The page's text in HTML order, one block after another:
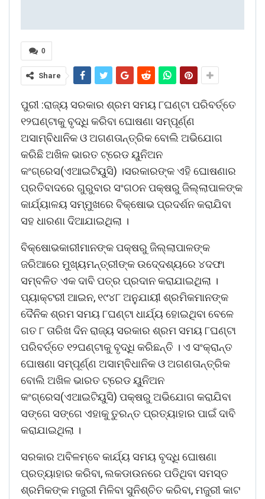
0
Share
ପୁରୀ :ରାଜ୍ୟ ସରକାର ଶ୍ରମ ସମୟ ୮ଘଣ୍ଟା ପରିବର୍ତ୍ତେ
୧୨ଘଣ୍ଟାକୁ ବୃଦ୍ଧି କରିବା ଘୋଷଣା ସମ୍ପୂର୍ଣ୍ଣ
ଅସାମ୍ବିଧାନିକ ଓ ଅଗଣତାନ୍ତ୍ରିକ ବୋଲି ଅଭିଯୋଗ
କରିଛି ଅଖିଳ ଭାରତ ଟ୍ରେଡ ୟୁନିଅନ
କଂଗ୍ରେସ(ଏଆଇଟିୟୁସି) ।ସରକାରଙ୍କ ଏହି ଘୋଷଣାର
ପ୍ରତିବାଦରେ ଗୁରୁବାର ସଂଗଠନ ପକ୍ଷରୁ ଜିଲ୍ଲାପାଳଙ୍କ
କାର୍ଯ୍ୟାଳୟ ସମ୍ମୁଖରେ ବିକ୍ଷୋଭ ପ୍ରଦର୍ଶନ କରାଯିବା
ସହ ଧାରଣା ଦିଆଯାଇଥିଲା ।
ବିକ୍ଷୋଭକାରୀମାନଙ୍କ ପକ୍ଷରୁ ଜିଲ୍ଲାପାଳଙ୍କ
ଜରିଆରେ ମୁଖ୍ୟମନ୍ତ୍ରୀଙ୍କ ଉଦେ୍ଦଶ୍ୟରେ ୪ଦଫା
ସମ୍ବଳିତ ଏକ ଦାବି ପତ୍ର ପ୍ରଦାନ କରାଯାଇଥିଲା ।
ପ୍ୟାକ୍ଟରୀ ଆଇନ, ୧୯୪୮ ଅନୁଯାୟୀ ଶ୍ରମିକମାନଙ୍କ
ଦୈନିକ ଶ୍ରମ ସମୟ ୮ଘଣ୍ଟା ଧାର୍ଯ୍ୟ ହୋଇଥିବା ବେଳେ
ଗତ ୮ ତାରିଖ ଦିନ ରାଜ୍ୟ ସରକାର ଶ୍ରମ ସମୟ ୮ଘଣ୍ଟା
ପରିବର୍ତ୍ତେ ୧୨ଘଣ୍ଟାକୁ ବୃଦ୍ଧି କରିଛନ୍ତି । ଏ ସଂକ୍ରାନ୍ତ
ଘୋଷଣା ସମ୍ପୂର୍ଣ୍ଣ ଅସାମ୍ବିଧାନିକ ଓ ଅଗଣତାନ୍ତ୍ରିକ
ବୋଲି ଅଖିଳ ଭାରତ ଟ୍ରେଡ ୟୁନିଅନ
କଂଗ୍ରେସ(ଏଆଇଟିୟୁସି) ପକ୍ଷରୁ ଅଭିଯୋଗ କରାଯିବା
ସଙ୍ଗେ ସଙ୍ଗେ ଏହାକୁ ତୁରନ୍ତ ପ୍ରତ୍ୟାହାର ପାଇଁ ଦାବି
କରାଯାଇଥିଲା ।
ସରକାର ଅବିଳମ୍ବେ କାର୍ଯ୍ୟ ସମୟ ବୃଦ୍ଧି ଘୋଷଣା
ପ୍ରତ୍ୟାହାର କରିବା, ଲକଡାଉନରେ ପଡିଥିବା ସମସ୍ତ
ଶ୍ରମିକଙ୍କ ମଜୁରୀ ମିଳିବା ସୁନିଶ୍ଚିତ କରିବା, ମଜୁରୀ କାଟ